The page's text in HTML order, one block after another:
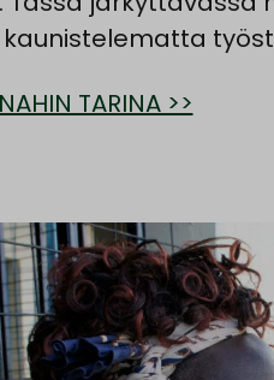
TARINA >>